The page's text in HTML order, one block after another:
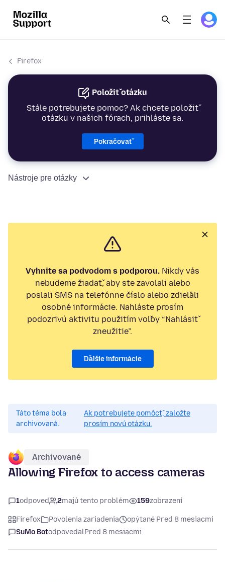
Firefox
Položiť otázku
Stále potrebujete pomoc? Ak chcete položiť
otázku v našich fórach, prihláste sa.
Pokračovať
Nástroje pre otázky
Vyhnite sa podvodom s podporou. Nikdy vás
nebudeme žiadať, aby ste zavolali alebo
poslali SMS na telefónne číslo alebo zdieľali
osobné informácie. Nahláste prosím
podozrivú aktivitu použitím voľby “Nahlásiť
zneužitie”.
Ďalšie informácie
Táto téma bola
archivovaná.
Ak potrebujete pomôcť, založte
prosím novú otázku.
Archivované
Allowing Firefox to access cameras
1odpoveď 2majú tento problém 159zobrazení
Firefox Povolenia zariadenia
opýtané Pred 8 mesiacmi
SuMo BotodpovedalPred 8 mesiacmi